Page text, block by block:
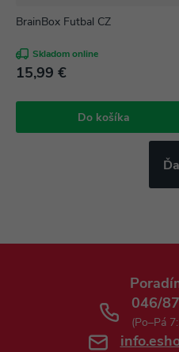
BrainBox Futbal CZ
Skladom online
15,99 €
Do košíka
046/
(Po–Pá